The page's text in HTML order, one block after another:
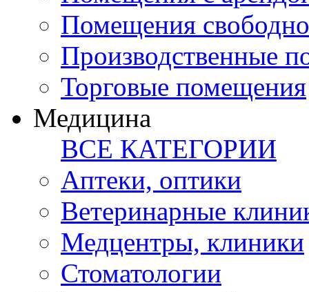
Помещения
Производственные
Торговые помещения
Медицина
ВСЕ КАТЕГОРИИ
Аптеки, оптики
Ветеринарные
Медцентры, клиники
Стоматологии